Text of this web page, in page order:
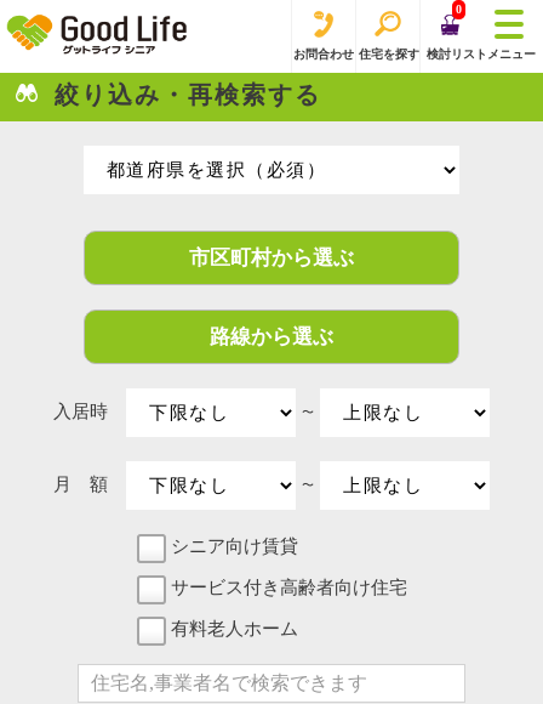
お問合わせ 住宅を探す
0
検討リスト メニュー
絞り込み・再検索する
市区町村から選ぶ
路線から選ぶ
入居時 〜
月 額 〜
シニア向け賃貸
サービス付き高齢者向け住宅
有料老人ホーム